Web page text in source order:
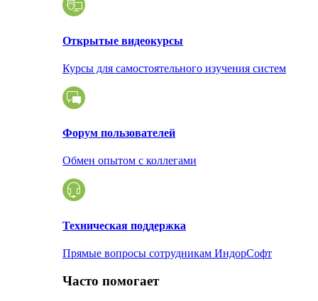
Открытые видеокурсы
Курсы для самостоятельного изучения систем
Форум пользователей
Обмен опытом с коллегами
Техническая поддержка
Прямые вопросы сотрудникам ИндорСофт
Часто помогает